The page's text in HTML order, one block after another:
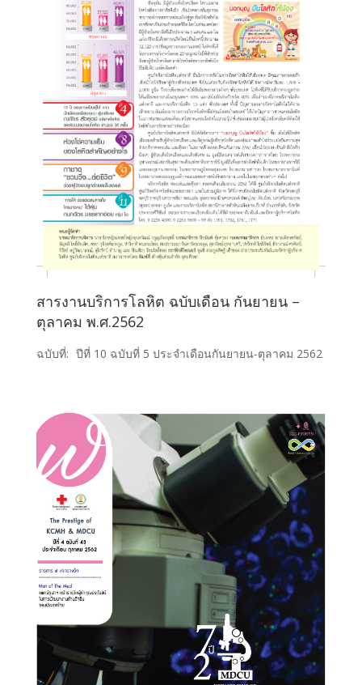
สารงานบริการโลหิต ฉบับเดือน กันยายน –
ตุลาคม พ.ศ.2562
ฉบับที่: ปีที่ 10 ฉบับที่ 5 ประจำเดือนกันยายน-ตุลาคม 2562